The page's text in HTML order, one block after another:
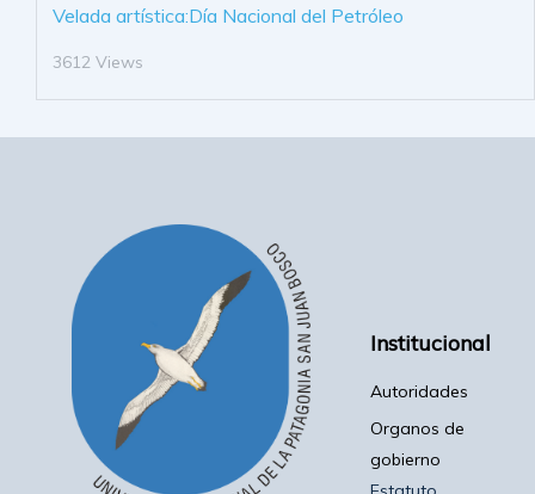
Velada artística:Día Nacional del Petróleo
3612 Views
Institucional
Autoridades
Organos de
gobierno